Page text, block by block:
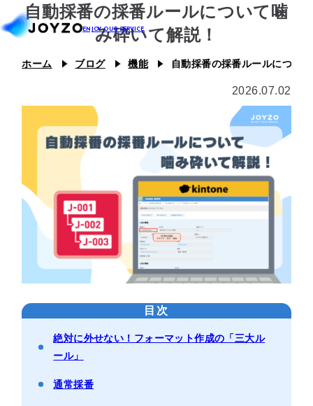
エコシステム39
カスタム39
ジョイとも
ジョイゾーのプラグイン
連携プラグイン
スキル39
ジチタイ39
Joboco
自動採番の採番ルールについて噛
み砕いて解説！
ホーム ブログ 機能 自動採番の採番ルールについ
2026.07.02
目次
絶対に外せない！フォーマット作成の「三大ル
ール」
通常採番